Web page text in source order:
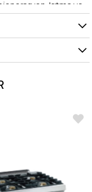
Isıtma ve